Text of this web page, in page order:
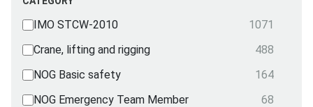
IMO STCW-2010
1071
Crane, lifting and rigging
488
NOG Basic safety
164
NOG Emergency Team Member
68